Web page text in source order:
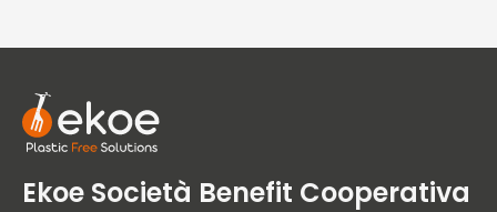
Ekoe Società Benefit Cooperativa